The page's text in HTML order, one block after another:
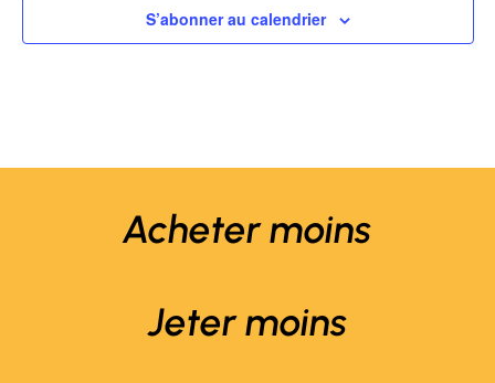
S’abonner au calendrier
Acheter moins
Jeter moins